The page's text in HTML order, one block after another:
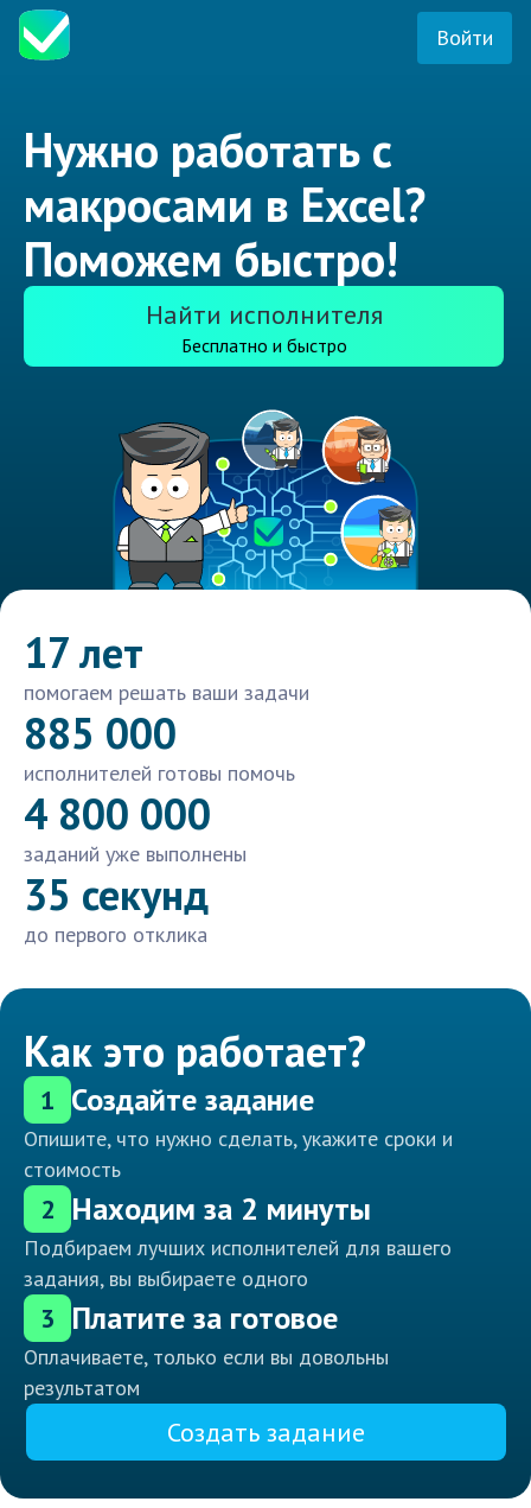
Войти
Нужно работать с
макросами в Excel?
Поможем быстро!
Найти исполнителя
Бесплатно и быстро
17 лет
помогаем решать ваши задачи
885 000
исполнителей готовы помочь
4 800 000
заданий уже выполнены
35 секунд
до первого отклика
Как это работает?
1 Создайте задание
Опишите, что нужно сделать, укажите сроки и
стоимость
2 Находим за 2 минуты
Подбираем лучших исполнителей для вашего
задания, вы выбираете одного
3 Платите за готовое
Оплачиваете, только если вы довольны
результатом
Создать задание